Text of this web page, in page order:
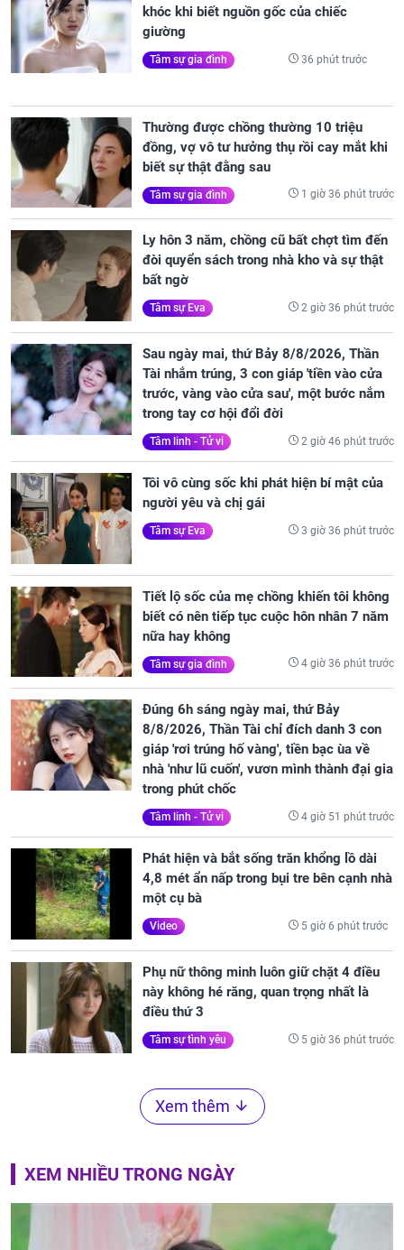
khóc khi biết nguồn gốc của chiếc
giường
Tâm sự gia đình 36 phút trước
Thường được chồng thường 10 triệu
đồng, vợ vô tư hưởng thụ rồi cay mắt khi
biết sự thật đằng sau
Tâm sự gia đình 1 giờ 36 phút trước
Ly hôn 3 năm, chồng cũ bất chợt tìm đến
đòi quyển sách trong nhà kho và sự thật
bất ngờ
Tâm sự Eva 2 giờ 36 phút trước
Sau ngày mai, thứ Bảy 8/8/2026, Thần
Tài nhắm trúng, 3 con giáp 'tiền vào cửa
trước, vàng vào cửa sau', một bước nắm
trong tay cơ hội đổi đời
Tâm linh - Tử vi 2 giờ 46 phút trước
Tôi vô cùng sốc khi phát hiện bí mật của
người yêu và chị gái
Tâm sự Eva 3 giờ 36 phút trước
Tiết lộ sốc của mẹ chồng khiến tôi không
biết có nên tiếp tục cuộc hôn nhân 7 năm
nữa hay không
Tâm sự gia đình 4 giờ 36 phút trước
Đúng 6h sáng ngày mai, thứ Bảy
8/8/2026, Thần Tài chỉ đích danh 3 con
giáp 'rơi trúng hố vàng', tiền bạc ùa về
nhà 'như lũ cuốn', vươn mình thành đại gia
trong phút chốc
Tâm linh - Tử vi 4 giờ 51 phút trước
Phát hiện và bắt sống trăn khổng lồ dài
4,8 mét ẩn nấp trong bụi tre bên cạnh nhà
một cụ bà
Video 5 giờ 6 phút trước
Phụ nữ thông minh luôn giữ chặt 4 điều
này không hé răng, quan trọng nhất là
điều thứ 3
Tâm sự tình yêu 5 giờ 36 phút trước
Xem thêm
XEM NHIỀU TRONG NGÀY